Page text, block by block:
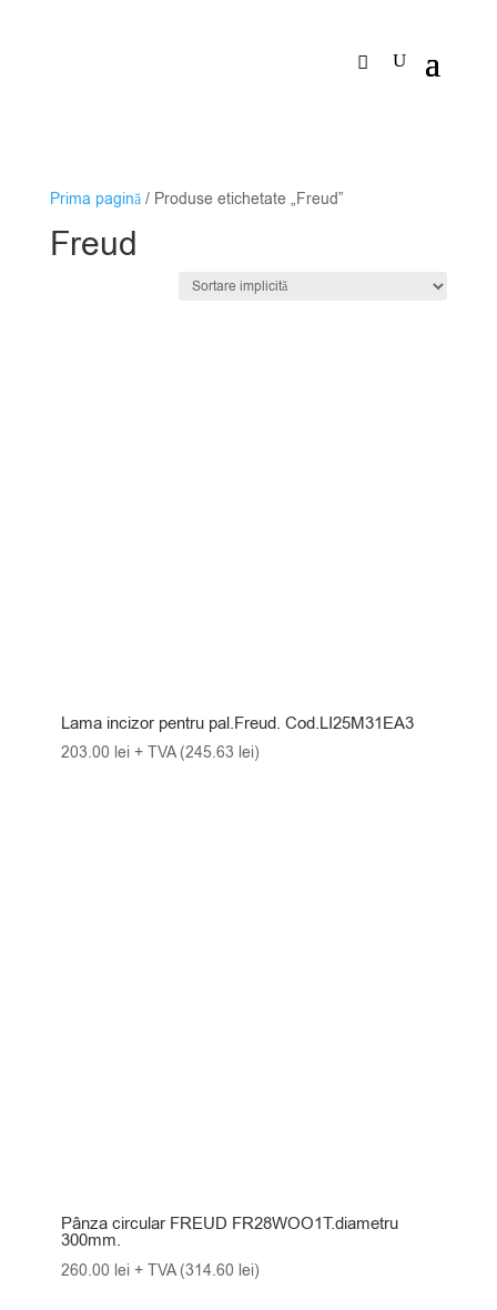
Prima pagină/ Produse etichetate „Freud”
Freud
Lama incizor pentru pal.Freud. Cod.LI25M31EA3
203.00 lei + TVA (245.63 lei)
Pânza circular FREUD FR28WOO1T.diametru
300mm.
260.00 lei + TVA (314.60 lei)